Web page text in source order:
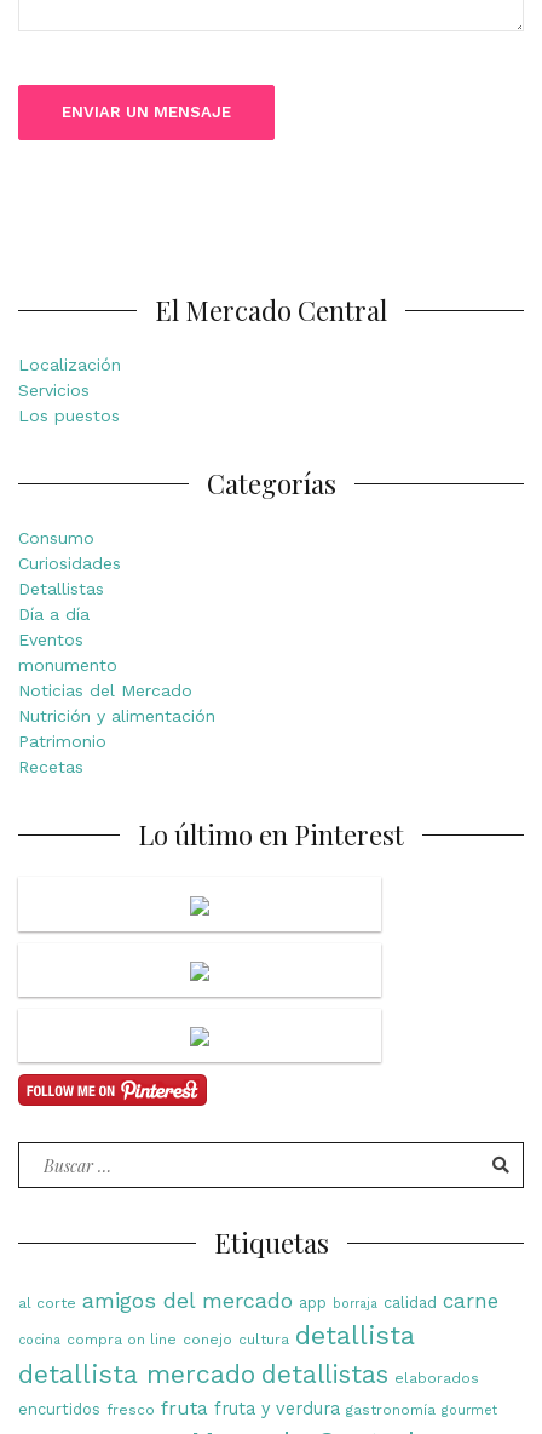
El Mercado Central
Localización
Servicios
Los puestos
Categorías
Consumo
Curiosidades
Detallistas
Día a día
Eventos
monumento
Noticias del Mercado
Nutrición y alimentación
Patrimonio
Recetas
Lo último en Pinterest
Etiquetas
al corte amigos del mercado app borraja calidad carne
cocina compra on line conejo cultura detallista
detallista mercado detallistas elaborados
encurtidos fresco fruta fruta y verdura gastronomía gourmet